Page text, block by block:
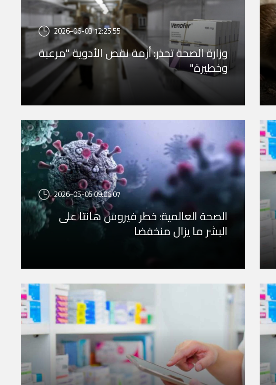
2026-06-03 12:25:55
وزارة الصحة تحذر: أزمة نقص الأدوية "مرعبة
وخطيرة"
2026-05-05 09:06:07
الصحة العالمية: خطر فيروس هانتا على
البشر ما يزال منخفضا